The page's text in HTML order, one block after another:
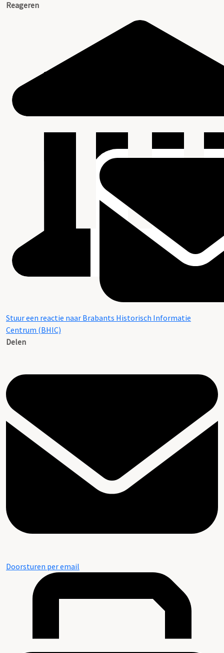
Reageren
Stuur een reactie naar Brabants Historisch Informatie
Centrum (BHIC)
Delen
Doorsturen per email